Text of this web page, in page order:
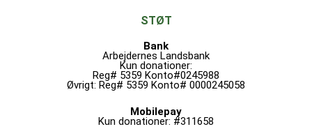
STØT
Bank
Arbejdernes Landsbank
Kun donationer:
Reg# 5359 Konto#0245988
Øvrigt: Reg# 5359 Konto# 0000245058
Mobilepay
Kun donationer: #311658